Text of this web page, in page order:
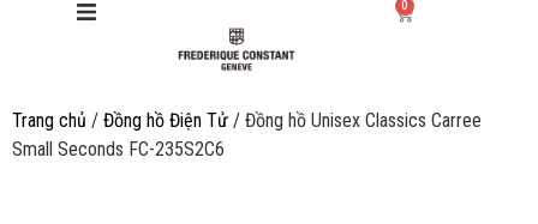
Giới thiệu
0
Trang chủ / Đồng hồ Điện Tử / Đồng hồ Unisex Classics Carree
Small Seconds FC-235S2C6